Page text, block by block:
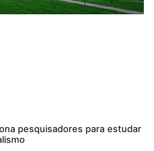
pesquisadores para estudar